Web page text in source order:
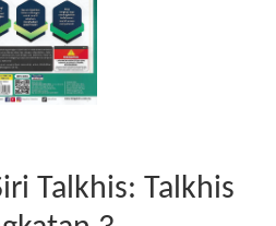
Talkhis: Talkhis